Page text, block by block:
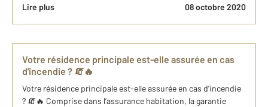
Lire plus 08 octobre 2020
Votre résidence principale est-elle assurée en cas
d'incendie ? 🧯🔥
Votre résidence principale est-elle assurée en cas d'incendie
? 🧯🔥 Comprise dans l’assurance habitation, la garantie